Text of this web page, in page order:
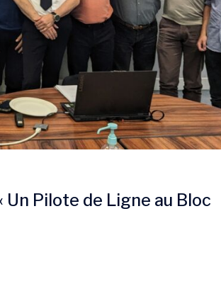
Un Pilote de Ligne au Bloc